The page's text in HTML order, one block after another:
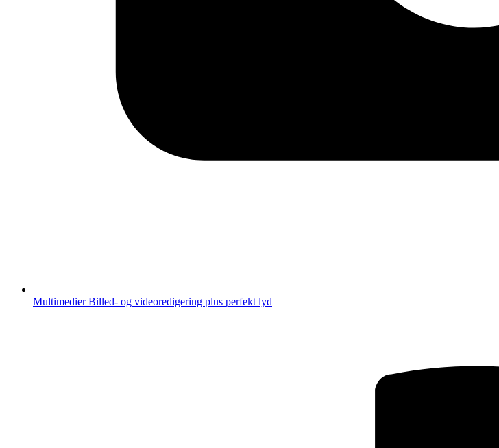
MultimedierBilled- og videoredigering plus perfekt lyd